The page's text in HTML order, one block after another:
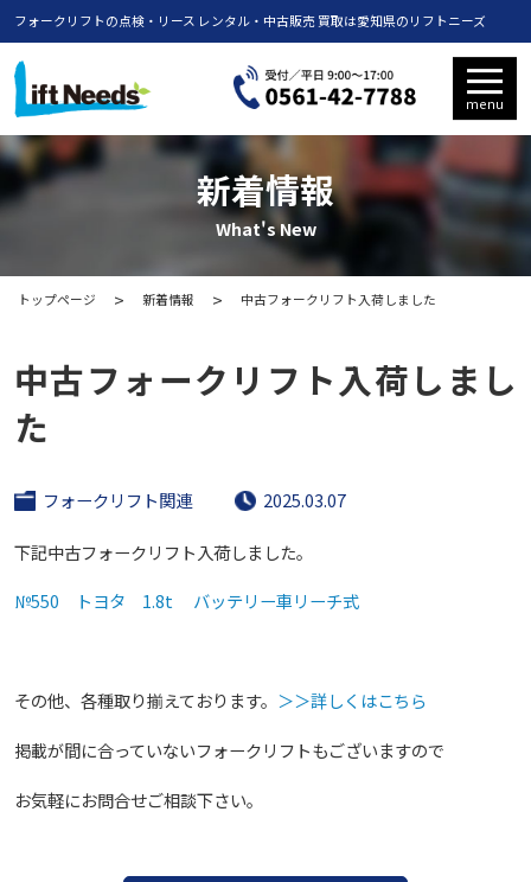
フォークリフトの点検・リース レンタル・中古販売 買取は愛知県のリフトニーズ
menu
新着情報
What's New
トップページ 新着情報 中古フォークリフト入荷しました
中古フォークリフト入荷しまし
た
フォークリフト関連 2025.03.07
下記中古フォークリフト入荷しました。
№550 トヨタ 1.8t バッテリー車リーチ式
その他、各種取り揃えております。 ＞＞詳しくはこちら
掲載が間に合っていないフォークリフトもございますので
お気軽にお問合せご相談下さい。